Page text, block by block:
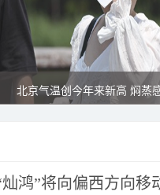
北京气温创今年来新高 焖蒸
灿鸿”将向偏西方向移